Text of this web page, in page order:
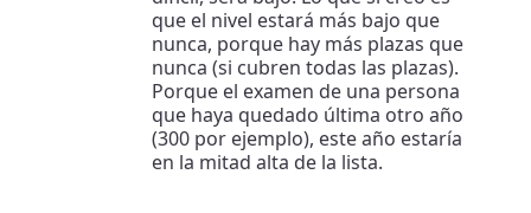
que el nivel estará más bajo que
nunca, porque hay más plazas que
nunca (si cubren todas las plazas).
Porque el examen de una persona
que haya quedado última otro año
(300 por ejemplo), este año estaría
en la mitad alta de la lista.